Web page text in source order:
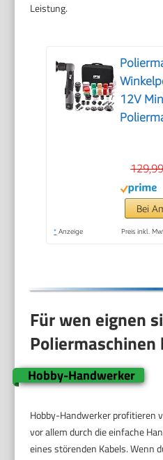
Leistung.
12V
zum
Auto,
Bei
* Anzeige Preis inkl.
Für wen eignen
Poliermaschinen
Hobby-Handwerker
Hobby-Handwerker profitieren
vor allem durch die einfache
eines störenden Kabels. Wenn